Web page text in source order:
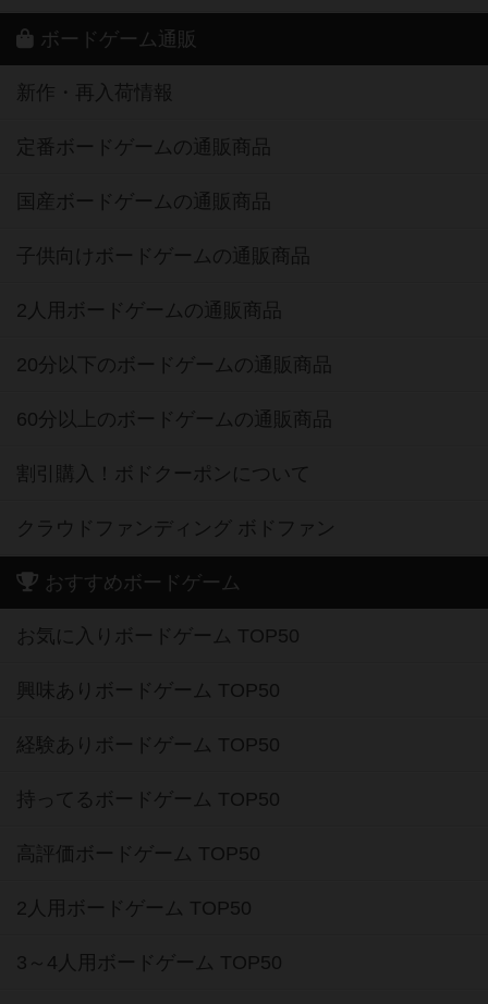
ボードゲーム通販
新作・再入荷情報
定番ボードゲームの通販商品
国産ボードゲームの通販商品
子供向けボードゲームの通販商品
2人用ボードゲームの通販商品
20分以下のボードゲームの通販商品
60分以上のボードゲームの通販商品
割引購入！ボドクーポンについて
クラウドファンディング ボドファン
おすすめボードゲーム
お気に入りボードゲーム TOP50
興味ありボードゲーム TOP50
経験ありボードゲーム TOP50
持ってるボードゲーム TOP50
高評価ボードゲーム TOP50
2人用ボードゲーム TOP50
3～4人用ボードゲーム TOP50